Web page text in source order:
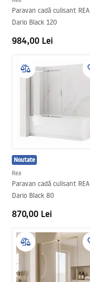
Paravan cadă culisant REA
Dario Black 120
984,00 Lei
Noutate
Rea
Paravan cadă culisant REA
Dario Black 80
870,00 Lei